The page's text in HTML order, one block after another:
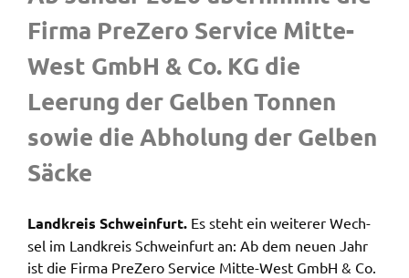
Firma PreZe­ro Service Mitte-
West GmbH & Co. KG die
Leerung der Gelben Tonnen
sowie die Abho­lung der Gelben
Säcke
Land­kreis Schwein­furt. Es steht ein weite­rer Wech­
sel im Land­kreis Schwein­furt an: Ab dem neuen Jahr
ist die Firma PreZe­ro Service Mitte-West GmbH & Co.
Zweck:
Speicherung Einwilligung Datenschutzhinweise
Cookie Laufzeit:
Frontend Benutzer
Name:
Anbieter:
Landratsamt Schweinfurt